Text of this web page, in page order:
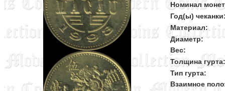
Номинал
Год(ы)
Материал:
Диаметр:
Вес:
Толщина гурта:
Тип гурта:
Взаимное